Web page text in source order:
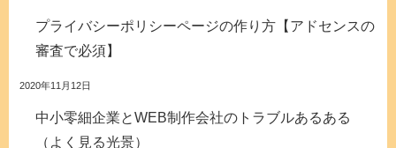
プライバシーポリシーページの作り方【アドセンスの
審査で必須】
2020年11月12日
中小零細企業とWEB制作会社のトラブルあるある
（よく見る光景）